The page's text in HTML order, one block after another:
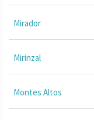
Mirador
Mirinzal
Montes Altos